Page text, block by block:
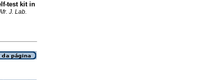
test kit in
J. Lab.